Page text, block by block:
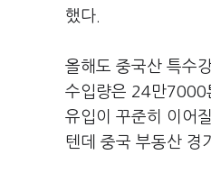
했다.
올해도 중국산 특수
수입량은 24만7000
유입이 꾸준히 이어
텐데 중국 부동산 경